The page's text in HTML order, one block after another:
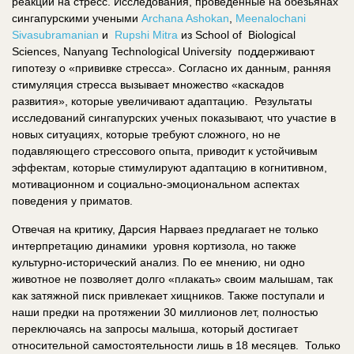
сингапурскими учеными Archana Ashokan
Meenalochani
Sivasubramanian и Rupshi Mitra из School of Biological
Sciences, Nanyang Technological University поддерживают
гипотезу о «прививке стресса». Согласно их данным, ранняя
стимуляция стресса вызывает множество «каскадов
развития», которые увеличивают адаптацию. Результаты
исследований сингапурских ученых показывают, что участие в
новых ситуациях, которые требуют сложного, но не
подавляющего стрессового опыта, приводит к устойчивым
эффектам, которые стимулируют адаптацию в когнитивном,
мотивационном и социально-эмоциональном аспектах
поведения у приматов.
Отвечая на критику, Дарсия Нарваез предлагает не только
интерпретацию динамики уровня кортизола, но также
культурно-исторический анализ. По ее мнению, ни одно
животное не позволяет долго «плакать» своим малышам, так
как затяжной писк привлекает хищников. Также поступали и
наши предки на протяжении 30 миллионов лет, полностью
переключаясь на запросы малыша, который достигает
относительной самостоятельности лишь в 18 месяцев. Только